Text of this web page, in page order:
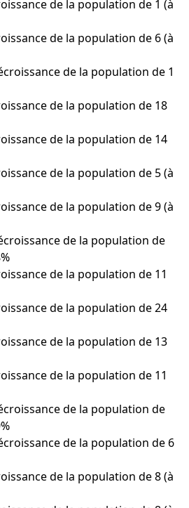
de la population de 1 (à
de la population de 6 (à
de la population de 1
de la population de 18
de la population de 14
de la population de 5 (à
de la population de 9 (à
de la population de
de la population de 11
de la population de 24
de la population de 13
de la population de 11
de la population de
de la population de 6
de la population de 8 (à